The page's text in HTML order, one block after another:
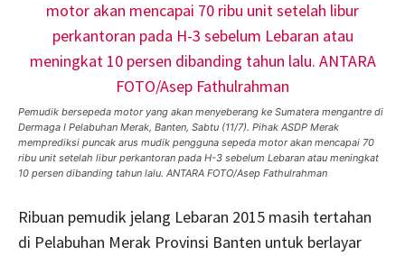
Pemudik bersepeda motor yang akan menyeberang ke Sumatera mengantre di
Dermaga I Pelabuhan Merak, Banten, Sabtu (11/7). Pihak ASDP Merak
memprediksi puncak arus mudik pengguna sepeda motor akan mencapai 70
ribu unit setelah libur perkantoran pada H-3 sebelum Lebaran atau meningkat
10 persen dibanding tahun lalu. ANTARA FOTO/Asep Fathulrahman
Ribuan pemudik jelang Lebaran 2015 masih tertahan
di Pelabuhan Merak Provinsi Banten untuk berlayar